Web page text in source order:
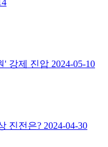
' 강제 진압 2024-05-10
진전은? 2024-04-30